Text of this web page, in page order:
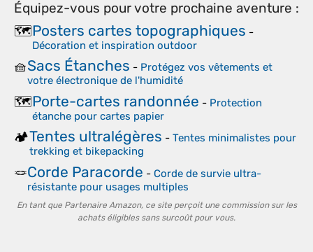
Équipez-vous pour votre prochaine aventure :
🗺️Posters cartes topographiques -
Décoration et inspiration outdoor
🧺Sacs Étanches - Protégez vos vêtements et
votre électronique de l'humidité
🗺️Porte-cartes randonnée - Protection
étanche pour cartes papier
🏕️Tentes ultralégères - Tentes minimalistes pour
trekking et bikepacking
🪢Corde Paracorde - Corde de survie ultra-
résistante pour usages multiples
En tant que Partenaire Amazon, ce site perçoit une commission sur les
achats éligibles sans surcoût pour vous.